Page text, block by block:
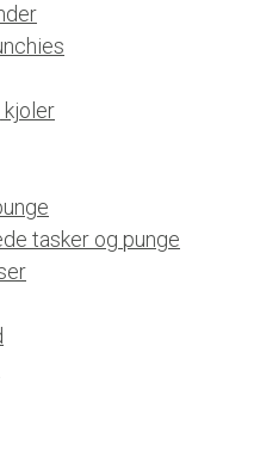
kjoler
tasker og punge